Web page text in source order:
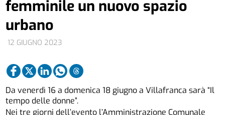
12 GIUGNO 2023
femminile un nuovo spazio
urbano
Da venerdì 16 a domenica 18 giugno a Villafranca sarà “Il
tempo delle donne”.
Nei tre giorni dell’evento l’Amministrazione Comunale